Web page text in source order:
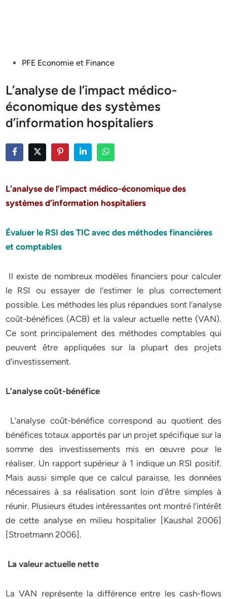
PostedPFE Economie et Finance
L’analyse de l’impact médico-
économique des systèmes
d’information hospitaliers
L’analyse de l’impact médico-économique des
systèmes d’information hospitaliers
Évaluer le RSI des TIC avec des méthodes financières
et comptables
Il existe de nombreux modèles financiers pour calculer
le RSI ou essayer de l’estimer le plus correctement
possible. Les méthodes les plus répandues sont l’analyse
coût-bénéfices (ACB) et la valeur actuelle nette (VAN).
Ce sont principalement des méthodes comptables qui
peuvent être appliquées sur la plupart des projets
d’investissement.
L’analyse coût-bénéfice
L’analyse coût-bénéfice correspond au quotient des
bénéfices totaux apportés par un projet spécifique sur la
somme des investissements mis en œuvre pour le
réaliser. Un rapport supérieur à 1 indique un RSI positif.
Mais aussi simple que ce calcul paraisse, les données
nécessaires à sa réalisation sont loin d’être simples à
réunir. Plusieurs études intéressantes ont montré l’intérêt
de cette analyse en milieu hospitalier [Kaushal 2006]
[Stroetmann 2006].
La valeur actuelle nette
La VAN représente la différence entre les cash-flows